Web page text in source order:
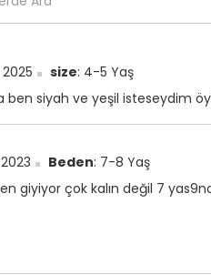
size: 4-5 Yaş
ben siyah ve yeşil isteseydim
Beden: 7-8 Yaş
giyiyor çok kalın değil 7